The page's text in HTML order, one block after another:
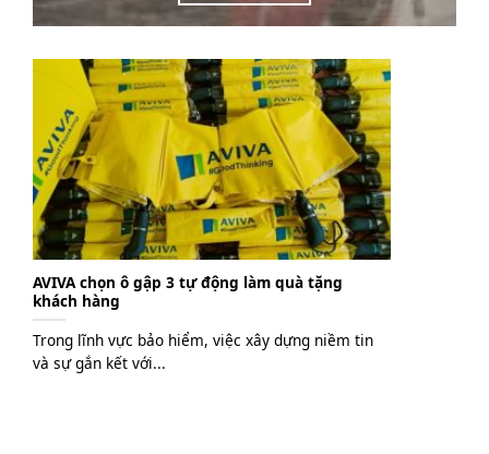
AVIVA chọn ô gập 3 tự động làm quà tặng
khách hàng
Trong lĩnh vực bảo hiểm, việc xây dựng niềm tin
và sự gắn kết với...